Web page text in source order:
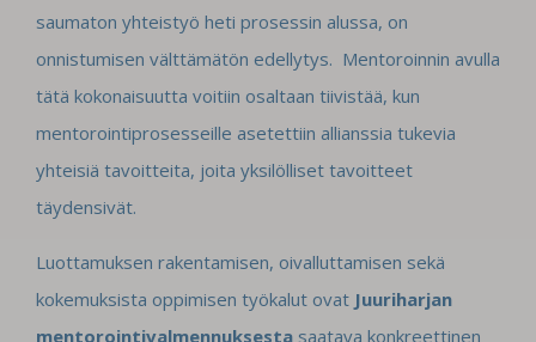
saumaton yhteistyö heti prosessin alussa, on
onnistumisen välttämätön edellytys. Mentoroinnin avulla
tätä kokonaisuutta voitiin osaltaan tiivistää, kun
mentorointiprosesseille asetettiin allianssia tukevia
yhteisiä tavoitteita, joita yksilölliset tavoitteet
täydensivät.
Luottamuksen rakentamisen, oivalluttamisen sekä
kokemuksista oppimisen työkalut ovat Juuriharjan
mentorointivalmennuksesta saatava konkreettinen